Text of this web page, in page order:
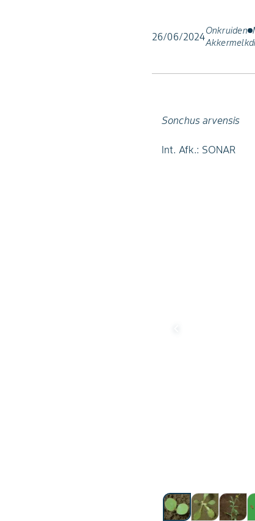
26/06/2024Onkruiden
Sonchus arvensis
Int. Afk.: SONAR